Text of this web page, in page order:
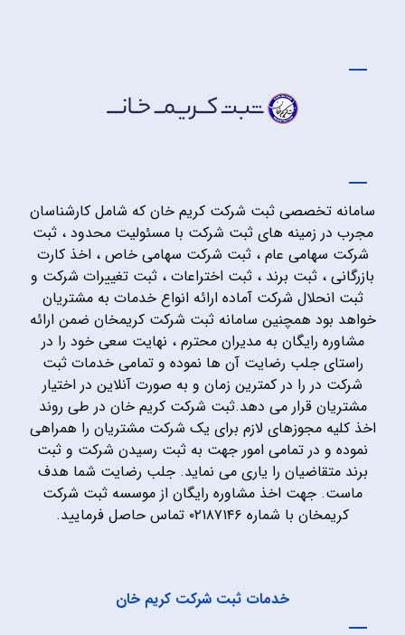
سامانه تخصصی ثبت شرکت کریم خان که شامل کارشناسان
مجرب در زمینه های ثبت شرکت با مسئولیت محدود ، ثبت
شرکت سهامی عام ، ثبت شرکت سهامی خاص ، اخذ کارت
بازرگانی ، ثبت برند ، ثبت اختراعات ، ثبت تغییرات شرکت و
ثبت انحلال شرکت آماده ارائه انواع خدمات به مشتریان
خواهد بود همچنین سامانه ثبت شرکت کریمخان ضمن ارائه
مشاوره رایگان به مدیران محترم ، نهایت سعی خود را در
راستای جلب رضایت آن ها نموده و تمامی خدمات ثبت
شرکت در را در کمترین زمان و به صورت آنلاین در اختیار
مشتریان قرار می دهد.ثبت شرکت کریم خان در طی روند
اخذ کلیه مجوزهای لازم برای یک شرکت مشتریان را همراهی
نموده و در تمامی امور جهت به ثبت رسیدن شرکت و ثبت
برند متقاضیان را یاری می نماید. جلب رضایت شما هدف
ماست. جهت اخذ مشاوره رایگان از موسسه ثبت شرکت
کریمخان با شماره ۰۲۱۸۷۱۴۶ تماس حاصل فرمایید.
خدمات ثبت شرکت کریم خان